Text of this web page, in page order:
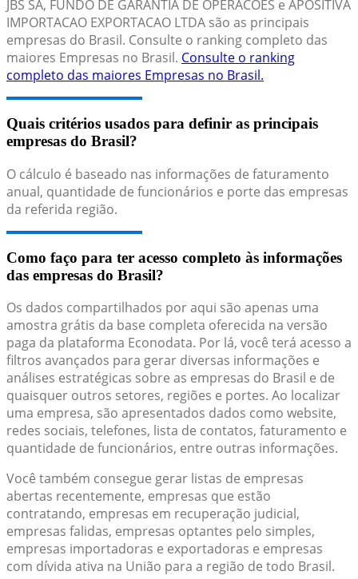
JBS SA, FUNDO DE GARANTIA DE OPERACOES e APOSITIVA
IMPORTACAO EXPORTACAO LTDA são as principais
empresas do Brasil. Consulte o ranking completo das
maiores Empresas no Brasil. Consulte o ranking
completo das maiores Empresas no Brasil.
Quais critérios usados para definir as principais
empresas do Brasil?
O cálculo é baseado nas informações de faturamento
anual, quantidade de funcionários e porte das empresas
da referida região.
Como faço para ter acesso completo às informações
das empresas do Brasil?
Os dados compartilhados por aqui são apenas uma
amostra grátis da base completa oferecida na versão
paga da plataforma Econodata. Por lá, você terá acesso a
filtros avançados para gerar diversas informações e
análises estratégicas sobre as empresas do Brasil e de
quaisquer outros setores, regiões e portes. Ao localizar
uma empresa, são apresentados dados como website,
redes sociais, telefones, lista de contatos, faturamento e
quantidade de funcionários, entre outras informações.
Você também consegue gerar listas de empresas
abertas recentemente, empresas que estão
contratando, empresas em recuperação judicial,
empresas falidas, empresas optantes pelo simples,
empresas importadoras e exportadoras e empresas
com dívida ativa na União para a região de todo Brasil.